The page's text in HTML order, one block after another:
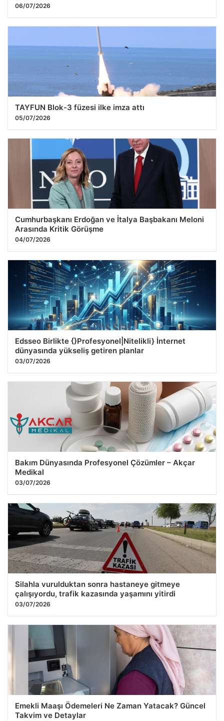
06/07/2026
TAYFUN Blok-3 füzesi ilke imza attı
05/07/2026
Cumhurbaşkanı Erdoğan ve İtalya Başbakanı Meloni
Arasında Kritik Görüşme
04/07/2026
Edsseo Birlikte {}Profesyonel|Nitelikli} İnternet
dünyasında yükseliş getiren planlar
03/07/2026
Bakım Dünyasında Profesyonel Çözümler – Akçar
Medikal
03/07/2026
Silahla vurulduktan sonra hastaneye gitmeye
çalışıyordu, trafik kazasında yaşamını yitirdi
03/07/2026
Emekli Maaşı Ödemeleri Ne Zaman Yatacak? Güncel
Takvim ve Detaylar